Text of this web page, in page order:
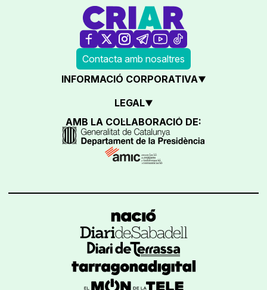
Contacta amb nosaltres
INFORMACIÓ CORPORATIVA
LEGAL
AMB LA COL·LABORACIÓ DE: